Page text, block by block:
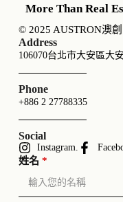
More Than Real
© 2025 AUSTRON澳
Address
106070台北市大安區大
Phone
+886 2 27788335
Social
Instagram.
姓名 *